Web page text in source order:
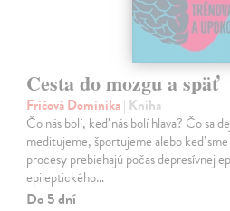
Cesta do mozgu a späť
Fričová Dominika| Kniha
Čo nás bolí, keď nás bolí hlava? Čo sa
meditujeme, športujeme alebo keď
procesy prebiehajú počas depresívnej
epileptického…
Do 5 dní